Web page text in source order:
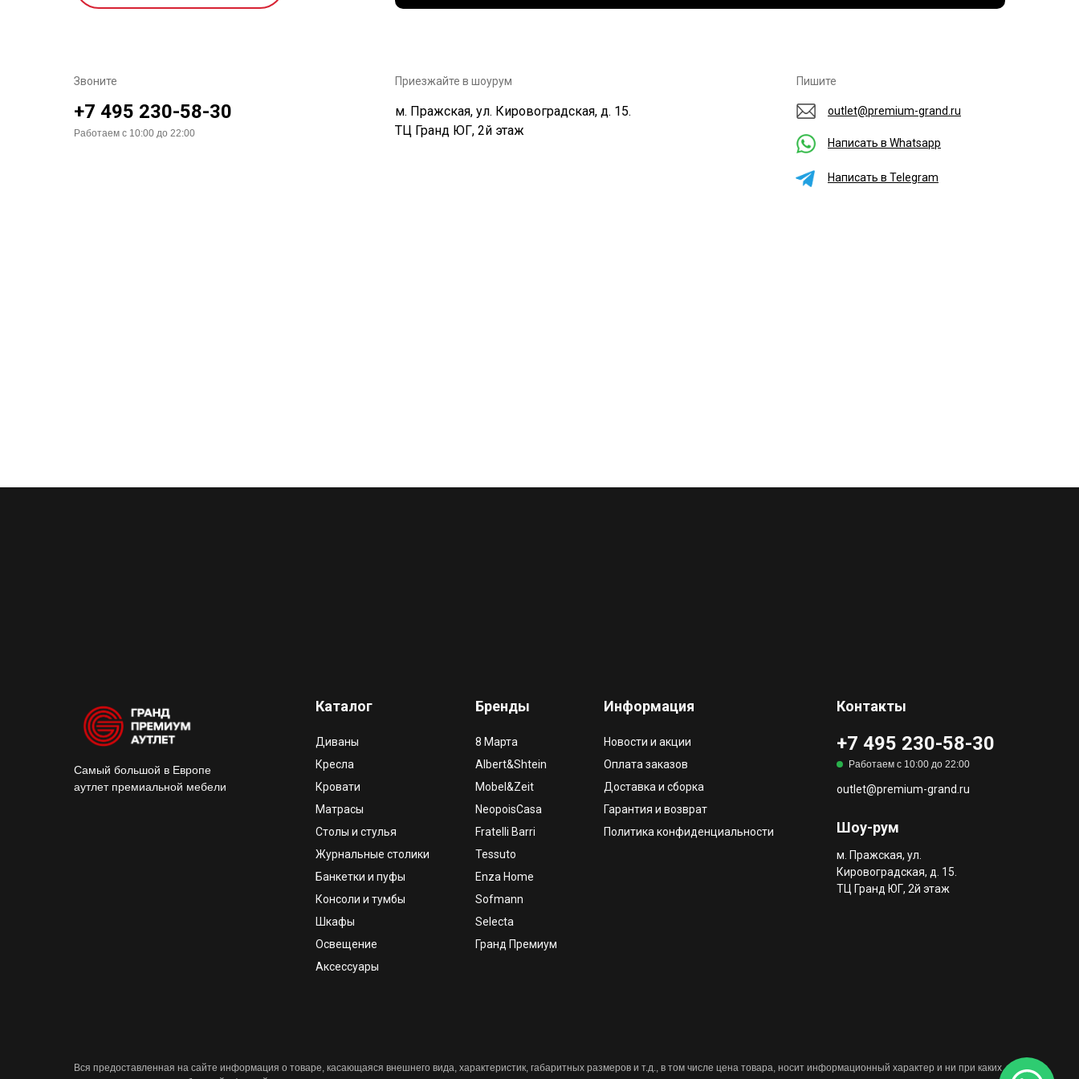
outlet@premium-grand.ru
Написать в Whatsapp
Написать в Telegram
+7 495 230-58-30
Работаем с 10:00 до 22:00
м. Пражская, ул. Кировоградская, д. 15.
ТЦ Гранд ЮГ, 2й этаж
Звоните Приезжайте в шоурум Пишите
Работаем с 10:00 до 22:00
Кресла
Столы и стулья
Матрасы
Шкафы
Освещение
Диваны
Журнальные столики
Банкетки и пуфы
Аксессуары
Консоли и тумбы
Кровати
Вся предоставленная на сайте информация о товаре, касающаяся внешнего вида, характеристик, габаритных размеров и т.д., в том числе цена товара, носит информационный характер и ни при каких
Самый большой в Европе
аутлет премиальной мебели
+7 495 230-58-30
Каталог Контакты
Шоу-рум
Информация
Бренды
outlet@premium-grand.ru
м. Пражская, ул.
Кировоградская, д. 15.
ТЦ Гранд ЮГ, 2й этаж
Оплата заказов
Доставка и сборка
Гарантия и возврат
Политика конфиденциальности
Mobel&Zeit
Tessuto
8 Марта
Fratelli Barri
Sofmann
Selecta
Enza Home
Albert&Shtein
NeopoisCasa
Новости и акции
Гранд Премиум